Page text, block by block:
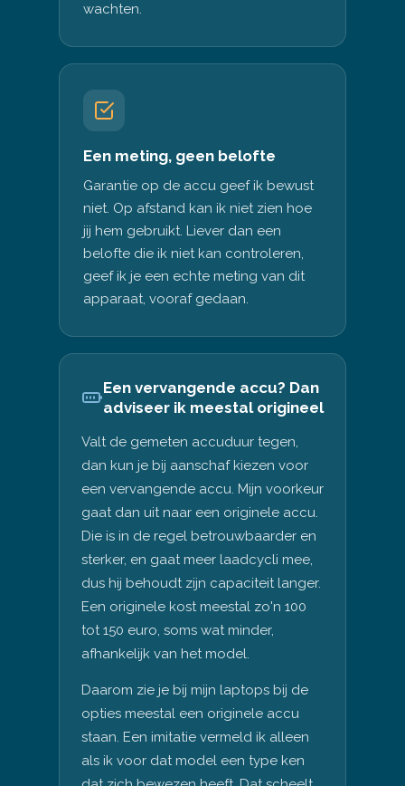
wachten.
Een meting, geen belofte
Garantie op de accu geef ik bewust
niet. Op afstand kan ik niet zien hoe
jij hem gebruikt. Liever dan een
belofte die ik niet kan controleren,
geef ik je een echte meting van dit
apparaat, vooraf gedaan.
Een vervangende accu? Dan
adviseer ik meestal origineel
Valt de gemeten accuduur tegen,
dan kun je bij aanschaf kiezen voor
een vervangende accu. Mijn voorkeur
gaat dan uit naar een originele accu.
Die is in de regel betrouwbaarder en
sterker, en gaat meer laadcycli mee,
dus hij behoudt zijn capaciteit langer.
Een originele kost meestal zo'n 100
tot 150 euro, soms wat minder,
afhankelijk van het model.
Daarom zie je bij mijn laptops bij de
opties meestal een originele accu
staan. Een imitatie vermeld ik alleen
als ik voor dat model een type ken